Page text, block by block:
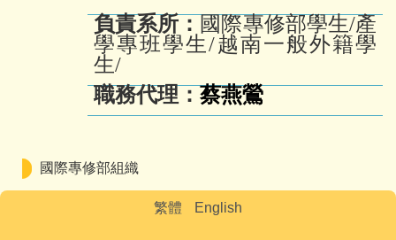
負責系所： 國際專修部學生/產
學專班學生/越南一般外籍學
生/
職務代理：蔡燕鶯
國際專修部組織
繁體 English